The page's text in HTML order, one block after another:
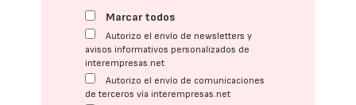
Marcar todos
Autorizo el envío de newsletters y
avisos informativos personalizados de
interempresas.net
Autorizo el envío de comunicaciones
de terceros vía interempresas.net